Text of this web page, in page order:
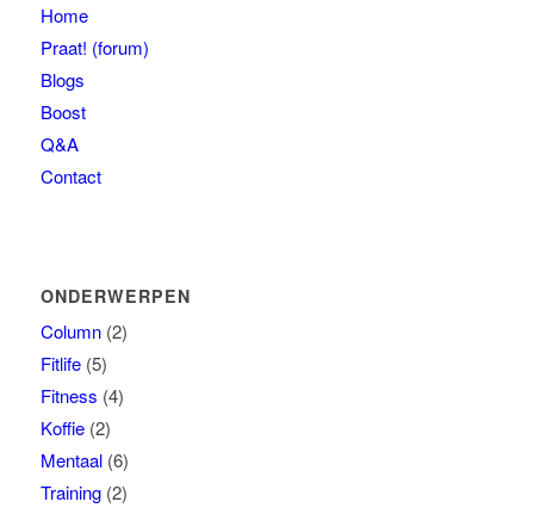
Home
Praat! (forum)
Blogs
Boost
Q&A
Contact
ONDERWERPEN
Column(2)
Fitlife(5)
Fitness (4)
Koffie(2)
Mentaal(6)
Training(2)